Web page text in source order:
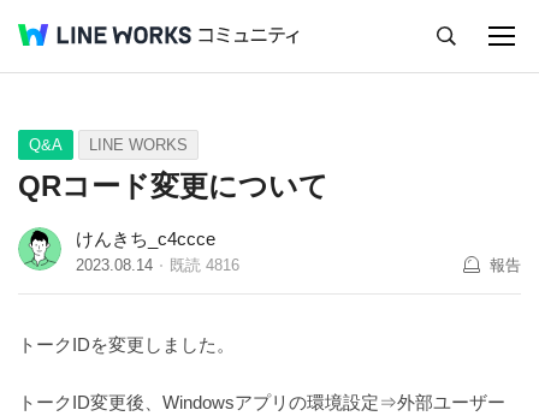
Q&A Tips Ideas
Q&A LINE WORKS
QRコード変更について
けんきち_c4ccce
2023.08.14 既読 4816 報告
トークIDを変更しました。
トークID変更後、Windowsアプリの環境設定⇒外部ユーザー